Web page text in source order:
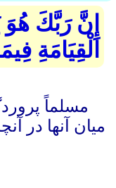
إِنَّ رَبَّكَ
الْقِيَامَةِ
مسلماً
میان آنها در